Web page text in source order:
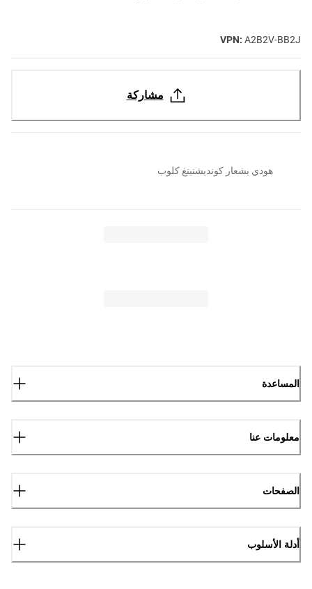
VPN: A2B2V-BB2J
مشاركة
هودي بشعار كونديشنينغ كلوب
المساعدة
معلومات عنا
الصفحات
أدلة الأسلوب